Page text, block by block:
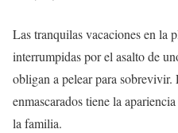
Las tranquilas vacaciones en la
interrumpidas por el asalto de
obligan a pelear para
enmascarados tiene la
la familia.